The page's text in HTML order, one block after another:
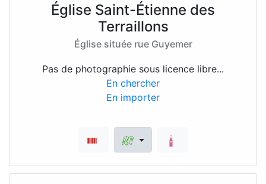
Église Saint-Étienne des
Terraillons
Église située rue Guyemer
Pas de photographie sous licence libre...
En chercher
En importer